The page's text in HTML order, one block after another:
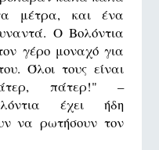
μέτρα, και ένα
Ο Βολόντια
γέρο μοναχό για
Όλοι τους είναι
πάτερ!" –
έχει ήδη
να ρωτήσουν τον